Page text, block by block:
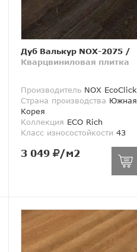
Дуб Валькур NOX-2075/
Кварцвиниловая плитка
ПроизводительNOX EcoClick
Страна производства Южная
Корея
Коллекция ECO Rich
Класс износостойкости 43
3 049 /м2